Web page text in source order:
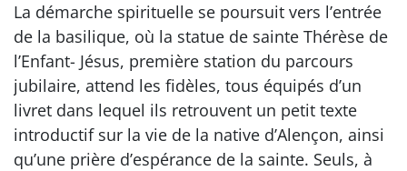
La démarche spirituelle se poursuit vers l’entrée
de la basilique, où la statue de sainte Thérèse de
l’Enfant- Jésus, première station du parcours
jubilaire, attend les fidèles, tous équipés d’un
livret dans lequel ils retrouvent un petit texte
introductif sur la vie de la native d’Alençon, ainsi
qu’une prière d’espérance de la sainte. Seuls, à